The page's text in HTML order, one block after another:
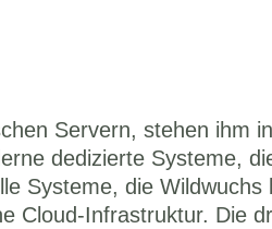
Servern, stehen ihm
dedizierte Systeme,
Systeme, die
Cloud-Infrastruktur. Die